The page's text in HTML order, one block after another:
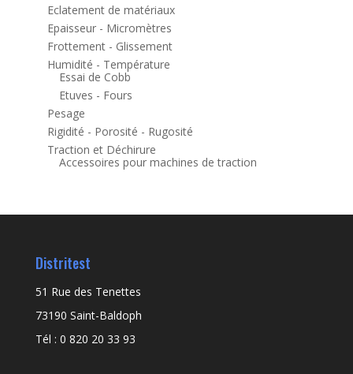
Eclatement de matériaux
Epaisseur - Micromètres
Frottement - Glissement
Humidité - Température
Essai de Cobb
Etuves - Fours
Pesage
Rigidité - Porosité - Rugosité
Traction et Déchirure
Accessoires pour machines de traction
Distritest
51 Rue des Tenettes
73190 Saint-Baldoph
Tél : 0 820 20 33 93